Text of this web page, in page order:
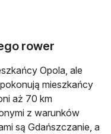
rower
Opola, ale
mieszkańcy
aż 70 km
z warunków
są Gdańszczanie, a